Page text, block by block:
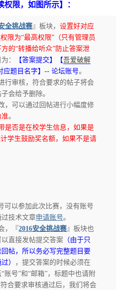
限，如图所示】：
全挑战赛』板块， 设置好对应
限为“最高权限”（只有管理员
的“转播给听众”防止答案泄
： 【答案提交】【吾爱破解
应题目名字】-- 论坛账号。
行审核，符合要求的帖子将会
会给予删除。
，可以通过回帖进行小幅度修
。
是否是在校学生信息，如果是
学生鼓励奖名额，如果不是请
可以参加此次比赛，没有账号
技术文章申请账号。
，『2016安全挑战赛』板块也
直接发帖提交答案 （由于只
帖，所以务必写完整题目要
）
，提交答案的时候必须在
账号”和“邮箱”，标题中也请附
合要求审核通过后，我们将会